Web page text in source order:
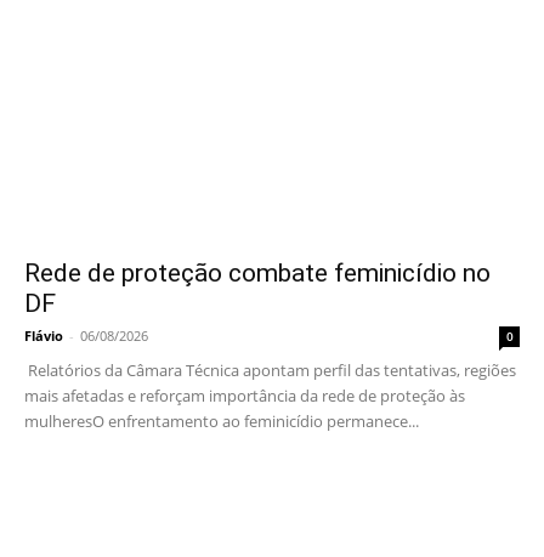
Rede de proteção combate feminicídio no
DF
Flávio - 06/08/2026 0
Relatórios da Câmara Técnica apontam perfil das tentativas, regiões
mais afetadas e reforçam importância da rede de proteção às
mulheresO enfrentamento ao feminicídio permanece...